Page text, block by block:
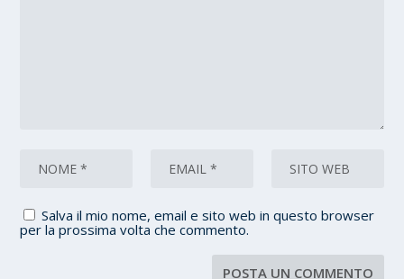
Salva il mio nome, email e sito web in questo browser
per la prossima volta che commento.